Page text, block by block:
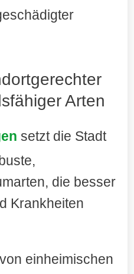
Arten
setzt die Stadt
die besser
Krankheiten
einheimischen